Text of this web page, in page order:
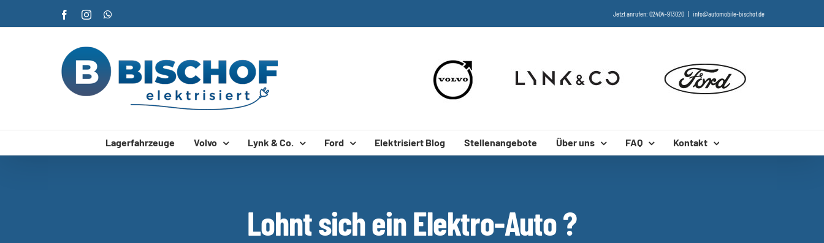
Inhalt
FacebookInstagram Jetzt anrufen: 02404-913020 | info@automobile-bischof.de
Lagerfahrzeuge Volvo Lynk & Co. Ford Elektrisiert Blog Stellenangebote Über uns FAQ Kontakt
Lohnt sich ein Elektro-Auto ?